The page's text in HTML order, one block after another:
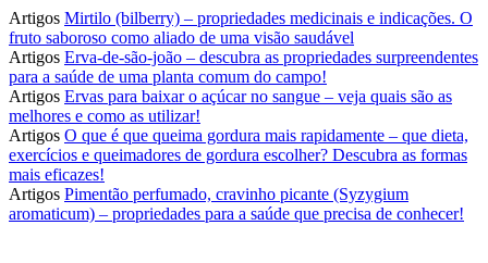
Artigos Mirtilo (bilberry) – propriedades medicinais e indicações. O
fruto saboroso como aliado de uma visão saudável
Artigos Erva-de-são-joão – descubra as propriedades surpreendentes
para a saúde de uma planta comum do campo!
Artigos Ervas para baixar o açúcar no sangue – veja quais são as
melhores e como as utilizar!
Artigos O que é que queima gordura mais rapidamente – que dieta,
exercícios e queimadores de gordura escolher? Descubra as formas
mais eficazes!
Artigos Pimentão perfumado, cravinho picante (Syzygium
aromaticum) – propriedades para a saúde que precisa de conhecer!